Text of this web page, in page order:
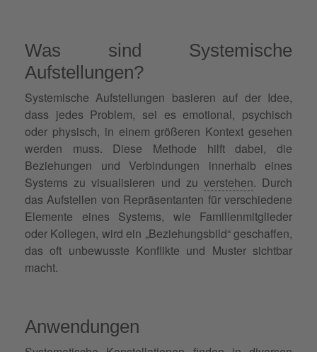
Was sind Systemische
Aufstellungen?
Systemische Aufstellungen basieren auf der Idee,
dass jedes Problem, sei es emotional, psychisch
oder physisch, in einem größeren Kontext gesehen
werden muss. Diese Methode hilft dabei, die
Beziehungen und Verbindungen innerhalb eines
Systems zu visualisieren und zu verstehen. Durch
das Aufstellen von Repräsentanten für verschiedene
Elemente eines Systems, wie Familienmitglieder
oder Kollegen, wird ein „Beziehungsbild“ geschaffen,
das oft unbewusste Konflikte und Muster sichtbar
macht.
Anwendungen